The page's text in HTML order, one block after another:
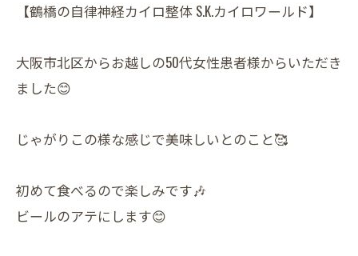
【鶴橋の自律神経カイロ整体 S.K.カイロワールド】
大阪市北区からお越しの50代女性患者様からいただき
ました😊
じゃがりこの様な感じで美味しいとのこと🥰
初めて食べるので楽しみです🎶
ビールのアテにします😊